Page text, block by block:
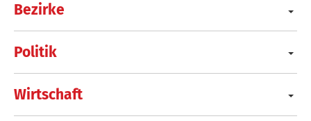
Bezirke
Politik
Wirtschaft